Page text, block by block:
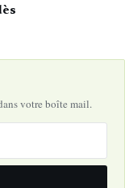
votre boîte mail.